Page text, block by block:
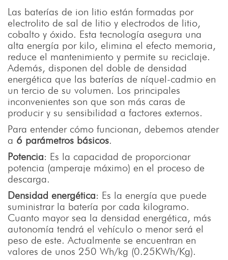
Las baterías de ion litio están formadas por
electrolito de sal de litio y electrodos de litio,
cobalto y óxido. Esta tecnología asegura una
alta energía por kilo, elimina el efecto memoria,
reduce el mantenimiento y permite su reciclaje.
Además, disponen del doble de densidad
energética que las baterías de níquel-cadmio en
un tercio de su volumen. Los principales
inconvenientes son que son más caras de
producir y su sensibilidad a factores externos.
Para entender cómo funcionan, debemos atender
a 6 parámetros básicos.
Potencia: Es la capacidad de proporcionar
potencia (amperaje máximo) en el proceso de
descarga.
Densidad energética: Es la energía que puede
suministrar la batería por cada kilogramo.
Cuanto mayor sea la densidad energética, más
autonomía tendrá el vehículo o menor será el
peso de este. Actualmente se encuentran en
valores de unos 250 Wh/kg (0.25KWh/Kg).